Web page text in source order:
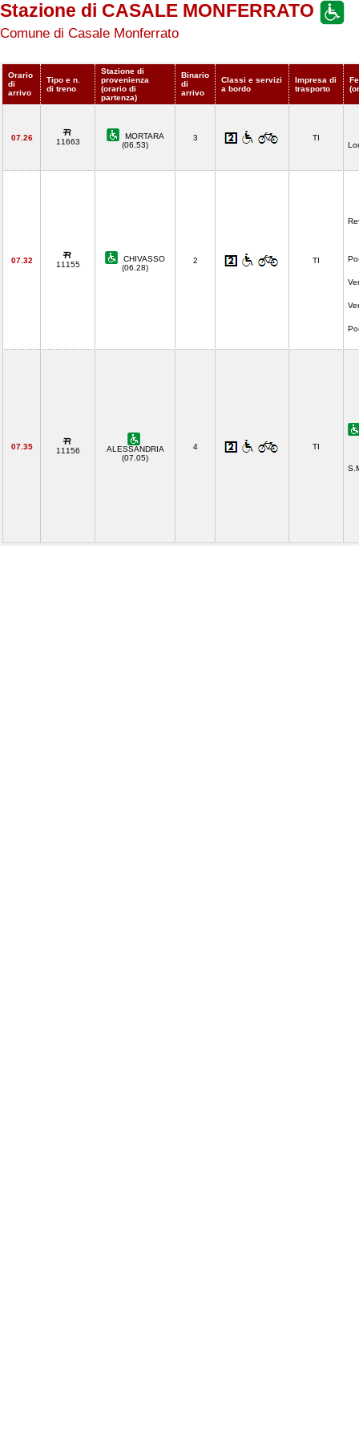
Stazione di CASALE MONFERRATO
Comune di Casale Monferrato
Orario
di
arrivo
Tipo e n.
di treno
Stazione di
provenienza
(orario di
partenza)
Binario
di
arrivo
Classi e servizi
a bordo
Impresa di
trasporto
07.26 11663
MORTARA
(06.53)
3
TI
07.32 11155
CHIVASSO
(06.28)
2 TI
07.35 11156
ALESSANDRIA
(07.05)
4 TI